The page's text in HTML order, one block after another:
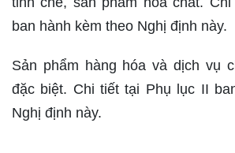
ban hành kèm theo Nghị định này.
Sản phẩm hàng hóa và dịch vụ
đặc biệt. Chi tiết tại Phụ lục II
Nghị định này.